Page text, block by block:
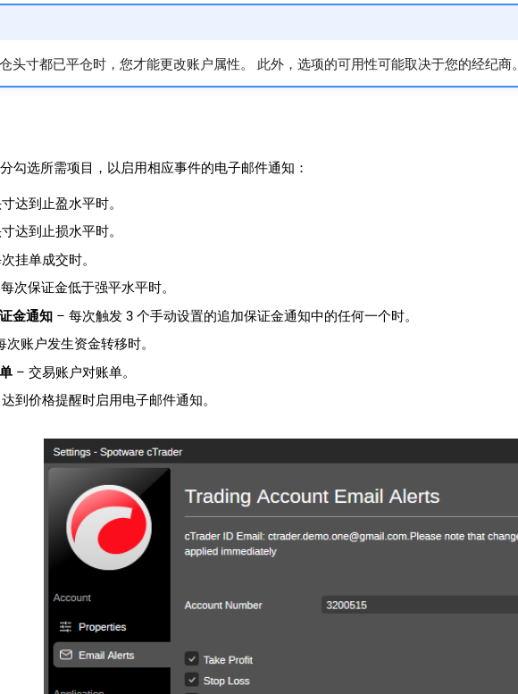
头寸都已平仓时，您才能更改账户属性。 此外，选项的可用性可能取决于您的经纪商。
勾选所需项目，以启用相应事件的电子邮件通知：
达到止盈水平时。
达到止损水平时。
挂单成交时。
次保证金低于强平水平时。
金通知– 每次触发 3 个手动设置的追加保证金通知中的任何一个时。
账户发生资金转移时。
– 交易账户对账单。
到价格提醒时启用电子邮件通知。